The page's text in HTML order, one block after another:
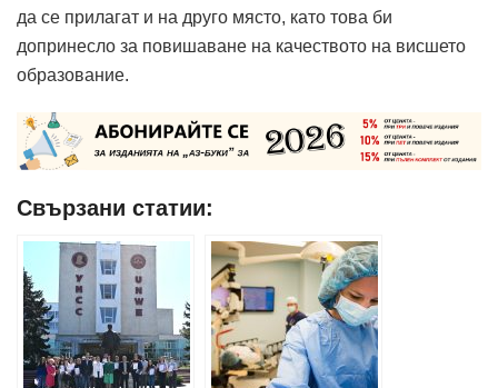
да се прилагат и на друго място, като това би
допринесло за повишаване на качеството на висшето
образование.
Свързани статии: